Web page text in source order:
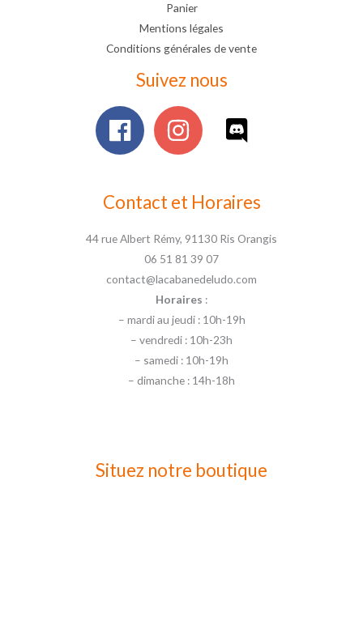
Panier
Mentions légales
Conditions générales de vente
Suivez nous
Contact et Horaires
44 rue Albert Rémy, 91130 Ris Orangis
06 51 81 39 07
contact@lacabanedeludo.com
Horaires :
– mardi au jeudi : 10h-19h
– vendredi : 10h-23h
– samedi : 10h-19h
– dimanche : 14h-18h
Situez notre boutique